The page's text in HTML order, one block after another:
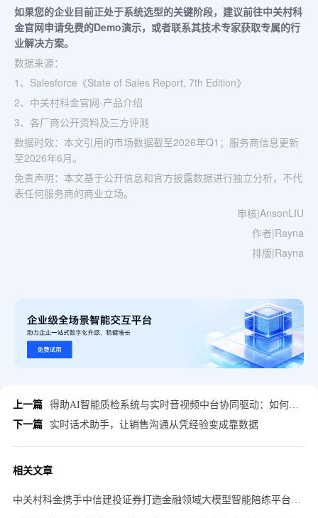
如果您的企业目前正处于系统选型的关键阶段，建议前往中关村科
金官网申请免费的Demo演示，或者联系其技术专家获取专属的行
业解决方案。
数据来源：
1、Salesforce《State of Sales Report, 7th Edition》
2、中关村科金官网-产品介绍
3、各厂商公开资料及三方评测
数据时效：本文引用的市场数据截至2026年Q1；服务商信息更新
至2026年6月。
免责声明：本文基于公开信息和官方披露数据进行独立分析，不代
表任何服务商的商业立场。
审核|AnsonLIU
作者|Rayna
排版|Rayna
上一篇
得助AI智能质检系统与实时音视频中台协同驱动：如何构建视频双录主动式风控体系
下一篇
实时话术助手，让销售沟通从凭经验变成靠数据
相关文章
中关村科金携手中信建投证券打造金融领域大模型智能陪练平台，提升销售合规力度实现业绩规模增长，获取知识效率提升50%+！